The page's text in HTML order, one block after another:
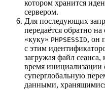
котором хранится
сервером.
Для последующих
передаётся обратно
«куку» PHPSESSID, он
с этим
загружая файл
время инициализации
суперглобальную
данными,